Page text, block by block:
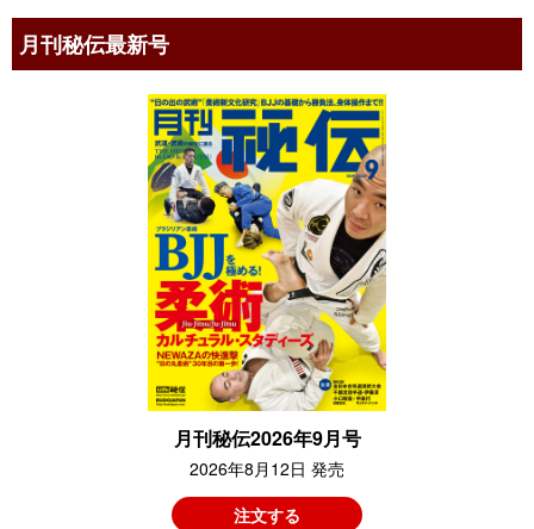
月刊秘伝最新号
月刊秘伝2026年9月号
2026年8月12日 発売
注文する